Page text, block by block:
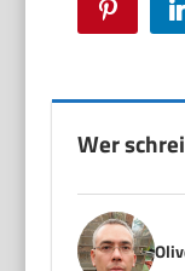
Pinterest
Wer